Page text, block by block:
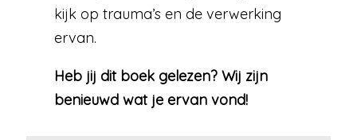
kijk op trauma’s en de verwerking
ervan.
Heb jij dit boek gelezen? Wij zijn
benieuwd wat je ervan vond!